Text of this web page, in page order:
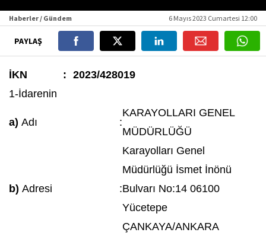
Haberler / Gündem 6 Mayıs 2023 Cumartesi 12:00
PAYLAŞ
İKN : 2023/428019
1-İdarenin
a) Adı :
KARAYOLLARI GENEL
MÜDÜRLÜĞÜ
b) Adresi :
Karayolları Genel
Müdürlüğü İsmet İnönü
Bulvarı No:14 06100
Yücetepe
ÇANKAYA/ANKARA